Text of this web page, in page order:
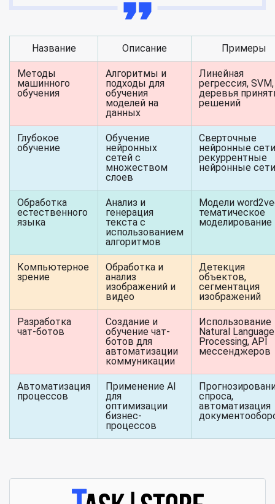
Название Описание Примеры
Методы
машинного
обучения
Алгоритмы и
подходы для
обучения
моделей на
данных
Линейная
регрессия, SVM,
деревья
решений
Глубокое
обучение
Обучение
нейронных
сетей с
множеством
слоев
Сверточные
нейронные
рекуррентные
нейронные сети
Обработка
естественного
языка
Анализ и
генерация
текста с
использованием
алгоритмов
Модели
тематическое
моделирование
Компьютерное
зрение
Обработка и
анализ
изображений и
видео
Детекция
объектов,
сегментация
изображений
Разработка
чат-ботов
Создание и
обучение чат-
ботов для
автоматизации
коммуникации
Использование
Natural Language
Processing, API
мессенджеров
Автоматизация
процессов
Применение AI
для
оптимизации
бизнес-
процессов
спроса,
автоматизация